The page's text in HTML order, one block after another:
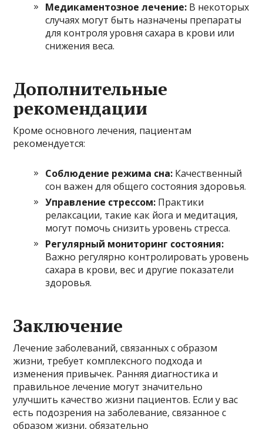
Медикаментозное лечение: В некоторых
случаях могут быть назначены препараты
для контроля уровня сахара в крови или
снижения веса.
Дополнительные
рекомендации
Кроме основного лечения, пациентам
рекомендуется:
Соблюдение режима сна: Качественный
сон важен для общего состояния здоровья.
Управление стрессом: Практики
релаксации, такие как йога и медитация,
могут помочь снизить уровень стресса.
Регулярный мониторинг состояния:
Важно регулярно контролировать уровень
сахара в крови, вес и другие показатели
здоровья.
Заключение
Лечение заболеваний, связанных с образом
жизни, требует комплексного подхода и
изменения привычек. Ранняя диагностика и
правильное лечение могут значительно
улучшить качество жизни пациентов. Если у вас
есть подозрения на заболевание, связанное с
образом жизни, обязательно